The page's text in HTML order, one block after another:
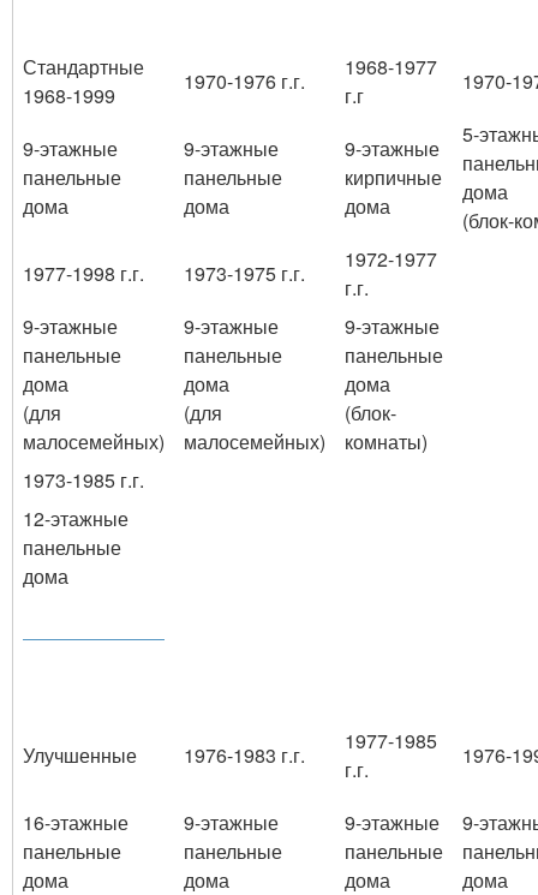
Стандартные
1968-1999
1970-1976 г.г.
1968-1977
г.г
1970-
9-этажные
панельные
дома
9-этажные
панельные
дома
9-этажные
кирпичные
дома
5-
дома
(блок-
1977-1998 г.г.
1973-1975 г.г.
1972-1977
г.г.
9-этажные
панельные
дома
(для
малосемейных)
9-этажные
панельные
дома
(для
малосемейных)
9-этажные
панельные
дома
(блок-
комнаты)
1973-1985 г.г.
12-этажные
панельные
дома
Улучшенные 1976-1983 г.г.
1977-1985
г.г.
1976-
16-этажные
панельные
дома
9-этажные
панельные
дома
9-этажные
панельные
дома
9-
дома